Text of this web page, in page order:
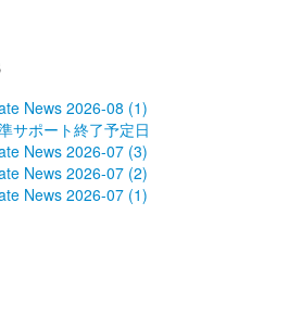
News 2026-08 (1)
サポート終了予定日
News 2026-07 (3)
News 2026-07 (2)
News 2026-07 (1)